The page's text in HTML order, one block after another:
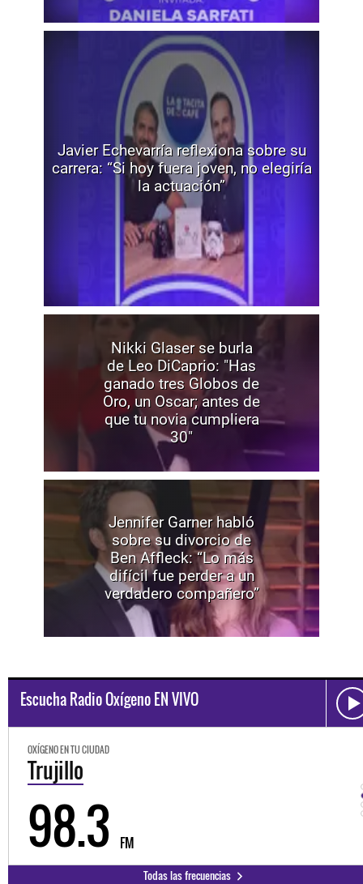
Javier Echevarría reflexiona sobre su
carrera: “Si hoy fuera joven, no elegiría
la actuación”
Nikki Glaser se burla
de Leo DiCaprio: "Has
ganado tres Globos de
Oro, un Oscar; antes de
que tu novia cumpliera
30"
Jennifer Garner habló
sobre su divorcio de
Ben Affleck: “Lo más
difícil fue perder a un
verdadero compañero”
Escucha Radio Oxígeno EN VIVO
OXÍGENO EN TU CIUDAD
Trujillo
98.3 FM
Todas las frecuencias